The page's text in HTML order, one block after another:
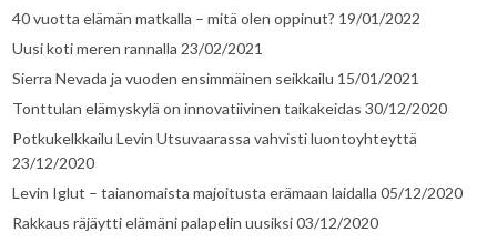
40 vuotta elämän matkalla – mitä olen oppinut? 19/01/2022
Uusi koti meren rannalla 23/02/2021
Sierra Nevada ja vuoden ensimmäinen seikkailu 15/01/2021
Tonttulan elämyskylä on innovatiivinen taikakeidas 30/12/2020
Potkukelkkailu Levin Utsuvaarassa vahvisti luontoyhteyttä
23/12/2020
Levin Iglut – taianomaista majoitusta erämaan laidalla 05/12/2020
Rakkaus räjäytti elämäni palapelin uusiksi03/12/2020